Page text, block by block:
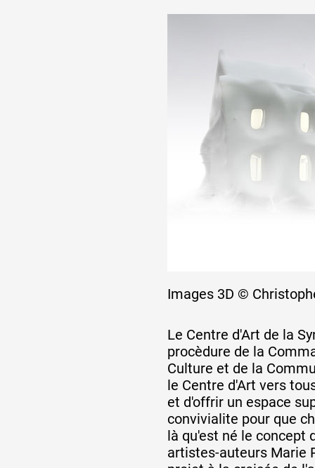
Réseau
Année par année
Collection vidéos
Candidater
Images 3D ©
Le Centre d'Art de la
procèdure de la
Culture et de la
le Centre d'Art vers
et d'offrir un espace
convivialite pour que
là qu'est né le concept
artistes-auteurs Marie